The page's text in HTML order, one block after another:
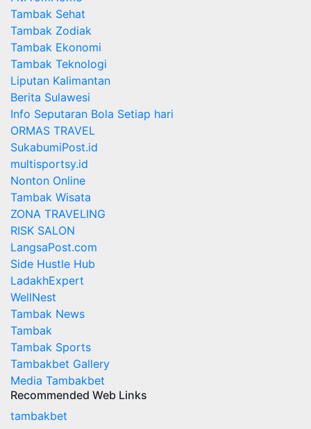
Tambak Sehat
Tambak Zodiak
Tambak Ekonomi
Tambak Teknologi
Liputan Kalimantan
Berita Sulawesi
Info Seputaran Bola Setiap hari
ORMAS TRAVEL
SukabumiPost.id
multisportsy.id
Nonton Online
Tambak Wisata
ZONA TRAVELING
RISK SALON
LangsaPost.com
Side Hustle Hub
LadakhExpert
WellNest
Tambak News
Tambak
Tambak Sports
Tambakbet Gallery
Media Tambakbet
Recommended Web Links
tambakbet